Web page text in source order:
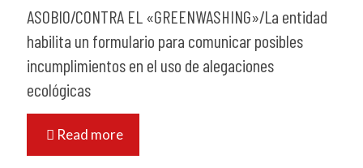
ASOBIO/CONTRA EL «GREENWASHING»/La entidad
habilita un formulario para comunicar posibles
incumplimientos en el uso de alegaciones
ecológicas
Read more